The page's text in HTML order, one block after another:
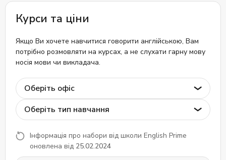
Курси та ціни
Якщо Ви хочете навчитися говорити англійською, Вам
потрібно розмовляти на курсах, а не слухати гарну мову
носія мови чи викладача.
Оберіть офіс
Оберіть тип навчання
Інформація про набори від школи English Prime
оновлена від 25.02.2024